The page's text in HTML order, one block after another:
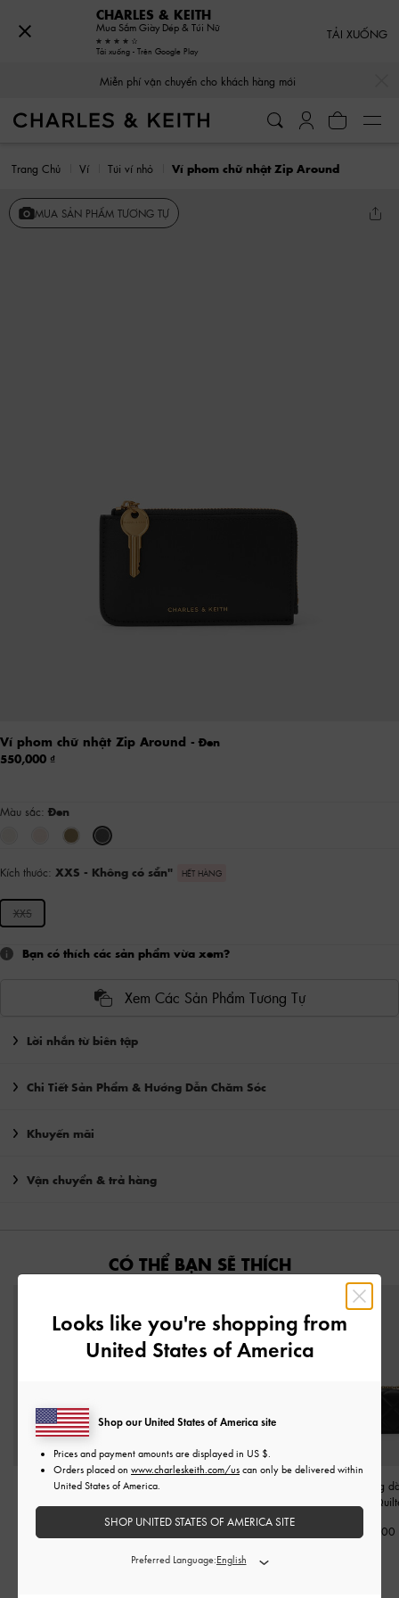
Miễn phí vận chuyển cho khách hàng mới
Trang Chủ Ví Túi ví nhỏ Ví phom chữ nhật Zip Around
MUA SẢN PHẨM TƯƠNG TỰ
Ví phom chữ nhật Zip Around - Đen
550,000
Màu sắc: Đen
Kích thước: XXS - Không có sẵn" HẾT HÀNG
XXS
Bạn có thích các sản phẩm vừa xem?
Xem Các Sản Phẩm Tương Tự
Lời nhắn từ biên tập
Chi Tiết Sản Phẩm & Hướng Dẫn Chăm Sóc
Khuyến mãi
Vận chuyển & trả hàng
CÓ THỂ BẠN SẼ THÍCH
Ví đựng thẻ Cesia-Đen
950,000
Ví chữ nhật dáng
Chain Handle
1,690,000
CHARLES & KEITH
Mua Sắm Giày Dép & Túi Nữ
Tải xuống - Trên Google Play
TẢI XUỐNG
Looks like you're shopping from
United States of America
Shop our United States of America site
Prices and payment amounts are displayed in US $
Orders placed on www.charleskeith.com/us can only be delivered within
United States of America.
SHOP UNITED STATES OF AMERICA SITE
Preferred Language: